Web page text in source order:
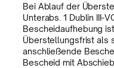
Bei Ablauf der
Unterabs. 1 Dublin III-
Bescheidaufhebung
Überstellungsfrist als
anschließende
Bescheid mit